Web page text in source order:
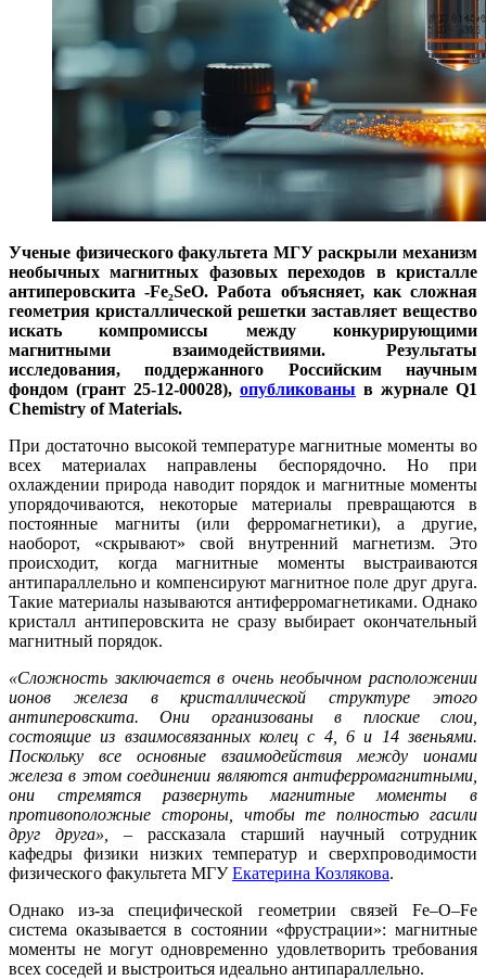
Ученые физического факультета МГУ раскрыли механизм
необычных магнитных фазовых переходов в кристалле
антиперовскита -Fe₂SeO. Работа объясняет, как сложная
геометрия кристаллической решетки заставляет вещество
искать компромиссы между конкурирующими
магнитными взаимодействиями. Результаты
исследования, поддержанного Российским научным
фондом (грант 25-12-00028), опубликованы в журнале Q1
Chemistry of Materials.
При достаточно высокой температуре магнитные моменты во
всех материалах направлены беспорядочно. Но при
охлаждении природа наводит порядок и магнитные моменты
упорядочиваются, некоторые материалы превращаются в
постоянные магниты (или ферромагнетики), а другие,
наоборот, «скрывают» свой внутренний магнетизм. Это
происходит, когда магнитные моменты выстраиваются
антипараллельно и компенсируют магнитное поле друг друга.
Такие материалы называются антиферромагнетиками. Однако
кристалл антиперовскита не сразу выбирает окончательный
магнитный порядок.
«Сложность заключается в очень необычном расположении
ионов железа в кристаллической структуре этого
антиперовскита. Они организованы в плоские слои,
состоящие из взаимосвязанных колец с 4, 6 и 14 звеньями.
Поскольку все основные взаимодействия между ионами
железа в этом соединении являются антиферромагнитными,
они стремятся развернуть магнитные моменты в
противоположные стороны, чтобы те полностью гасили
друг друга», – рассказала старший научный сотрудник
кафедры физики низких температур и сверхпроводимости
физического факультета МГУЕкатерина Козлякова.
Однако из-за специфической геометрии связей Fe–O–Fe
система оказывается в состоянии «фрустрации»: магнитные
моменты не могут одновременно удовлетворить требования
всех соседей и выстроиться идеально антипараллельно.